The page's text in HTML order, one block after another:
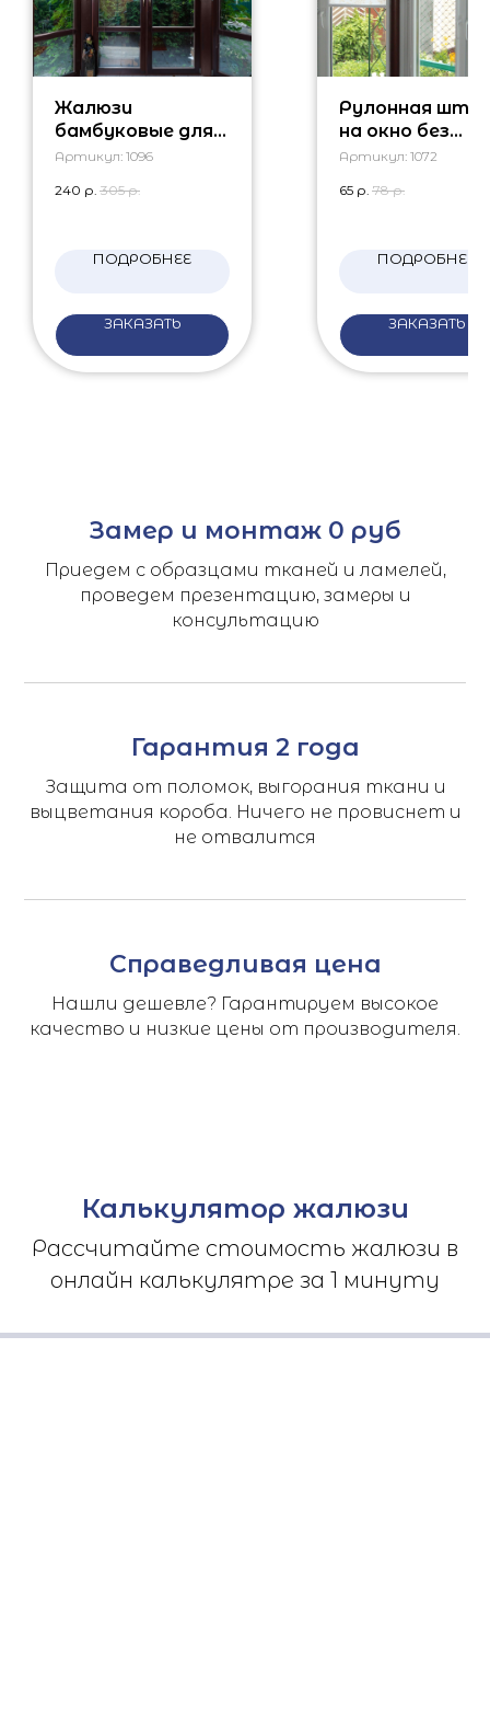
Жалюзи
бамбуковые для
дома
Артикул: 1096
240 р. 305 р.
ПОДРОБНЕЕ
ЗАКАЗАТЬ
Рулонная
на окно без
сверления
Артикул: 1072
65 р. 78 р.
ПОДРОБНЕЕ
ЗАКАЗАТЬ
Замер и монтаж 0 руб
Приедем с образцами тканей и ламелей,
проведем презентацию, замеры и
консультацию
Гарантия 2 года
Защита от поломок, выгорания ткани и
выцветания короба. Ничего не провиснет и
не отвалится
Справедливая цена
Нашли дешевле? Гарантируем высокое
качество и низкие цены от производителя.
Калькулятор жалюзи
Рассчитайте стоимость жалюзи в
онлайн калькулятре за 1 минуту